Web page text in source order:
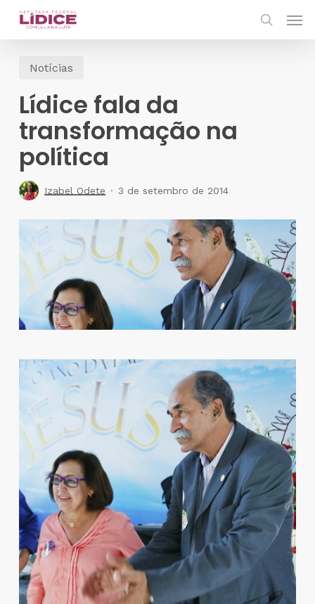
Skip
contentNotícias
Lídice fala da
transformação na
política
Izabel Odete 3 de setembro de 2014